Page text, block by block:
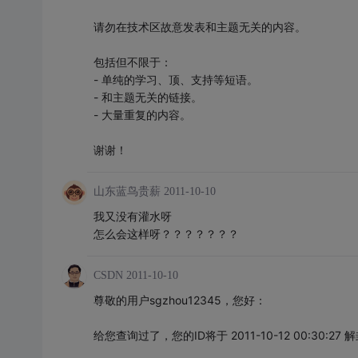
请勿在技术区故意发表和主题无关的内容。
包括但不限于：
- 单纯的学习、顶、支持等短语。
- 和主题无关的链接。
- 大量重复的内容。
谢谢！
山东蓝鸟贵薪 2011-10-10
我又没有灌水呀
怎么会这样呀？？？？？？？
CSDN 2011-10-10
尊敬的用户sgzhou12345，您好：
给您查询过了，您的ID将于 2011-10-12 00:30:27 解